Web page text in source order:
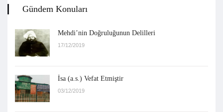
Gündem Konuları
Mehdi’nin Doğruluğunun Delilleri
17/12/2019
İsa (a.s.) Vefat Etmiştir
03/12/2019